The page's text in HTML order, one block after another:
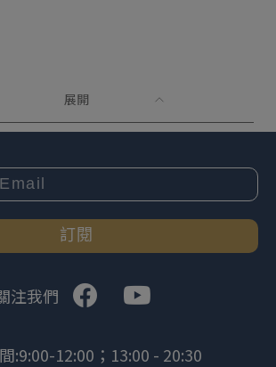
展開
注我們
訂閱
:9:00-12:00；13:00 - 20:30